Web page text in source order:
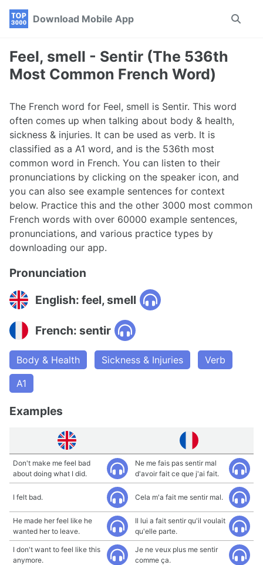
Skip
navigation
Skip
Skip
Download Mobile App
Toggle
Feel, smell - Sentir (The 536th
Most Common French Word)
The French word for Feel, smell is Sentir. This word
often comes up when talking about body & health,
sickness & injuries. It can be used as verb. It is
classified as a A1 word, and is the 536th most
common word in French. You can listen to their
pronunciations by clicking on the speaker icon, and
you can also see example sentences for context
below. Practice this and the other 3000 most common
French words with over 60000 example sentences,
pronunciations, and various practice types by
downloading our app.
Pronunciation
English: feel, smell
French: sentir
Body & Health Sickness & Injuries
Verb
A1
Examples
Don't make me feel bad
about doing what I did.
Ne me fais pas sentir mal
d'avoir fait ce que j'ai fait.
I felt bad. Cela m'a fait me sentir mal.
He made her feel like he
wanted her to leave.
Il lui a fait sentir qu'il voulait
qu'elle parte.
I don't want to feel like this
anymore.
Je ne veux plus me sentir
comme ça.